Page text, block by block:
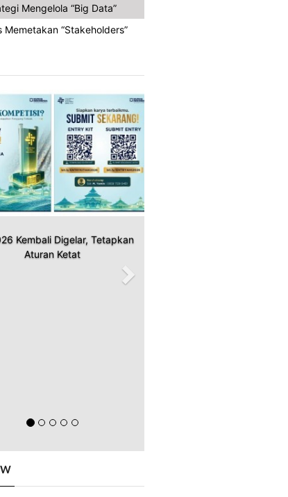
Mengelola “Big Data”
Memetakan “Stakeholders”
Kembali Digelar, Tetapkan
Aturan Ketat
Next